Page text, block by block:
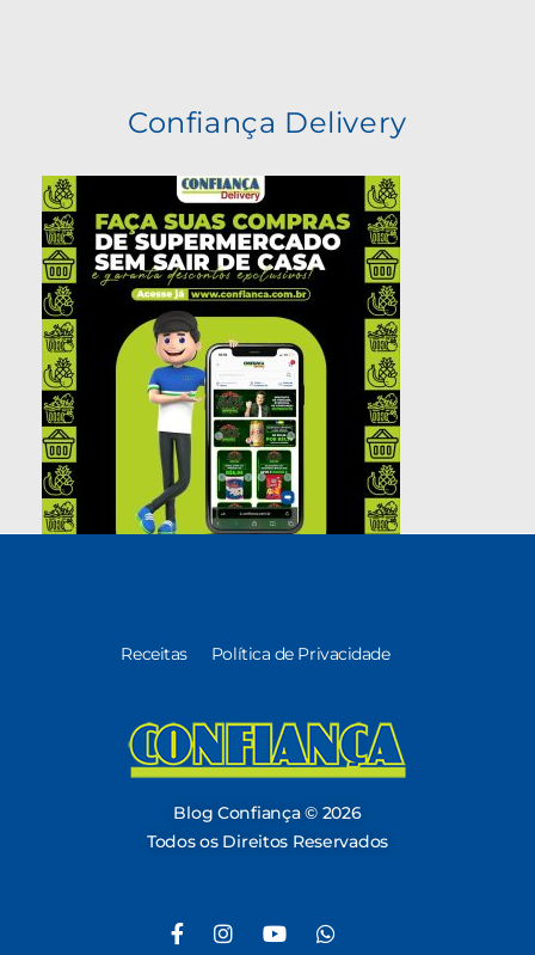
Confiança Delivery
Receitas Política de Privacidade
Blog Confiança © 2026
Todos os Direitos Reservados